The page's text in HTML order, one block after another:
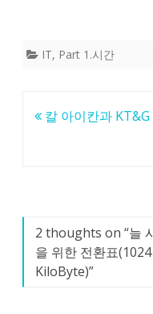
IT, Part 1.시간
글칼 아이칸과 KT&G
2 thoughts on “늘
을 위한 전환표
KiloByte)”